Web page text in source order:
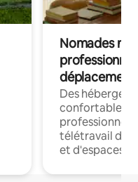
Nomades
déplacement
Des
confortables
professionnels
télétravail
et d'espaces